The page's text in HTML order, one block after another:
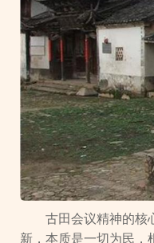
古田会议精神的核
新，本质是一切为民，